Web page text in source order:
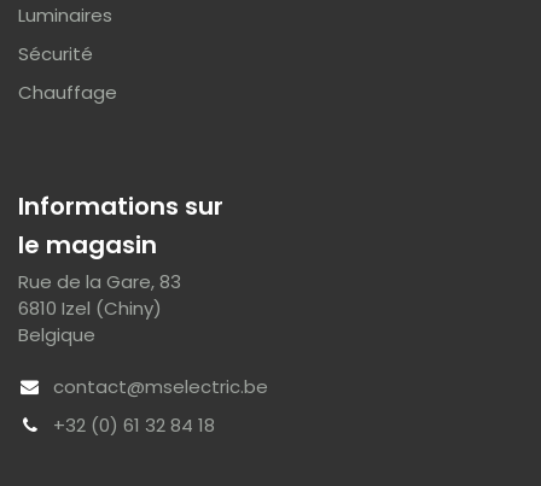
Informations sur
le magasin
Rue de la Gare, 83
6810 Izel (Chiny)
Belgique
contact@mselectric.be
+32 (0) 61 32 84 18
Luminaires
Sécurité
Chauffage